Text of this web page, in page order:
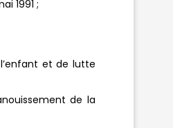
1991 ;
et de lutte
de la